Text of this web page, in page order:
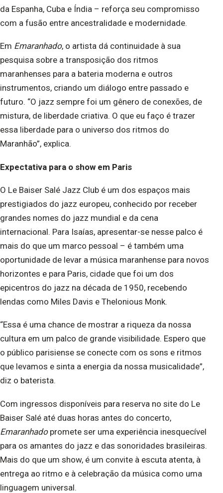
da Espanha, Cuba e Índia – reforça seu compromisso
com a fusão entre ancestralidade e modernidade.
Em Emaranhado, o artista dá continuidade à sua
pesquisa sobre a transposição dos ritmos
maranhenses para a bateria moderna e outros
instrumentos, criando um diálogo entre passado e
futuro. “O jazz sempre foi um gênero de conexões, de
mistura, de liberdade criativa. O que eu faço é trazer
essa liberdade para o universo dos ritmos do
Maranhão”, explica.
Expectativa para o show em Paris
O Le Baiser Salé Jazz Club é um dos espaços mais
prestigiados do jazz europeu, conhecido por receber
grandes nomes do jazz mundial e da cena
internacional. Para Isaías, apresentar-se nesse palco é
mais do que um marco pessoal – é também uma
oportunidade de levar a música maranhense para novos
horizontes e para Paris, cidade que foi um dos
epicentros do jazz na década de 1950, recebendo
lendas como Miles Davis e Thelonious Monk.
“Essa é uma chance de mostrar a riqueza da nossa
cultura em um palco de grande visibilidade. Espero que
o público parisiense se conecte com os sons e ritmos
que levamos e sinta a energia da nossa musicalidade”,
diz o baterista.
Com ingressos disponíveis para reserva no site do Le
Baiser Salé até duas horas antes do concerto,
Emaranhadopromete ser uma experiência inesquecível
para os amantes do jazz e das sonoridades brasileiras.
Mais do que um show, é um convite à escuta atenta, à
entrega ao ritmo e à celebração da música como uma
linguagem universal.